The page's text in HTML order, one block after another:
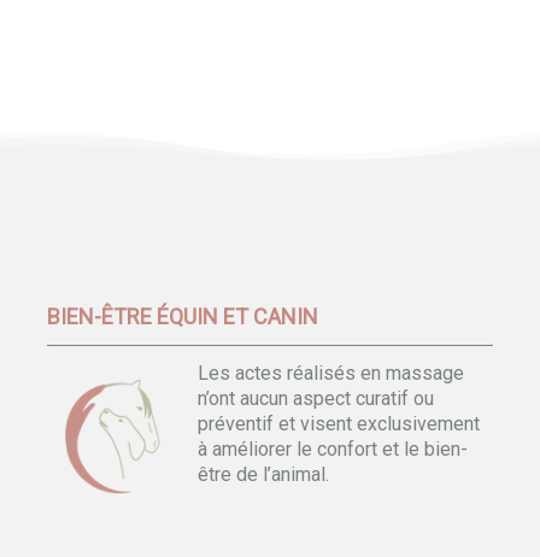
BIEN-ÊTRE ÉQUIN ET CANIN
Les actes réalisés en massage
n’ont aucun aspect curatif ou
préventif et visent exclusivement
à améliorer le confort et le bien-
être de l’animal.